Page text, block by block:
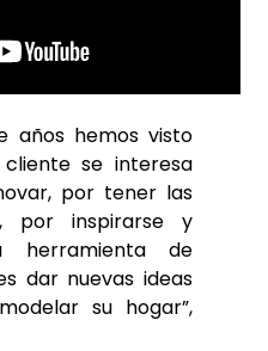
años hemos visto
se interesa
por tener las
por inspirarse y
herramienta de
dar nuevas ideas
su hogar”,